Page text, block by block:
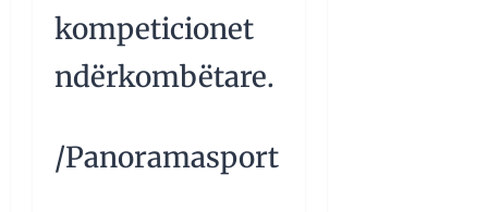
kompeticionet
ndërkombëtare.
/Panoramasport